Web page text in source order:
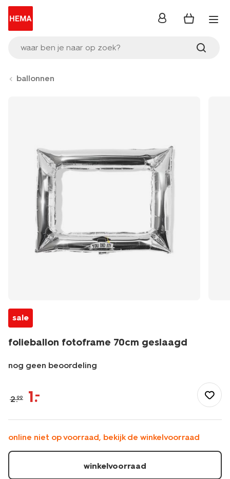
waar ben je naar op zoek?
inloggen
ballonnen
sale
folieballon fotoframe 70cm geslaagd
nog geen beoordeling
cadeau/versiering/ballonnen/folieballon-
fotoframe-
geslaagd-
60800697.html
2.99 1.–
online niet op voorraad, bekijk de winkelvoorraad
winkelvoorraad